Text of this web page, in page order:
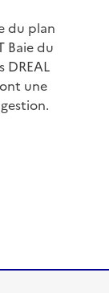
du plan
Baie du
DREAL
une
par email